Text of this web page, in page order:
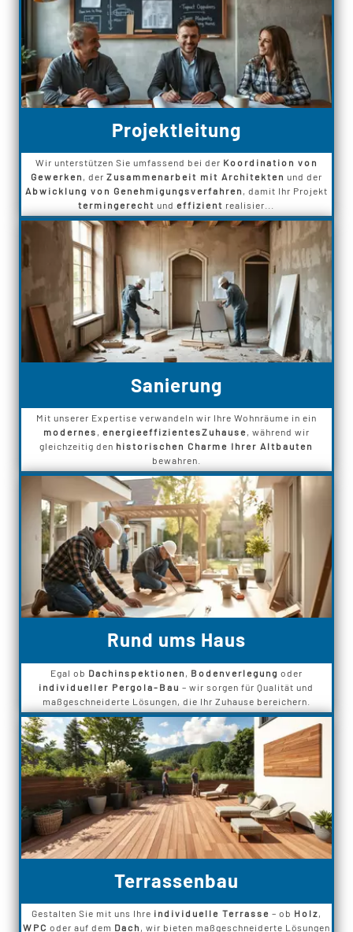
Projektleitung
Wir unterstützen Sie umfassend bei der Koordination von
Gewerken , der Zusammenarbeit mit Architekten und der
Abwicklung von Genehmigungsverfahren , damit Ihr Projekt
termingerecht undeffizient realisier...
Sanierung
Mit unserer Expertise verwandeln wir Ihre Wohnräume in ein
modernes , energieeffizientesZuhause , während wir
gleichzeitig den historischen Charme Ihrer Altbauten
bewahren.
Rund ums Haus
Egal ob Dachinspektionen Bodenverlegung oder
individueller Pergola-Bau – wir sorgen für Qualität und
maßgeschneiderte Lösungen, die Ihr Zuhause bereichern.
Terrassenbau
Gestalten Sie mit uns Ihre individuelle Terrasse – ob Holz,
WPC oder auf dem Dach , wir bieten maßgeschneiderte Lösungen